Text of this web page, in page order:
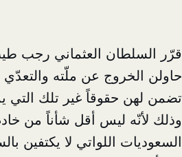
قرّر السلطان العثماني رجب
حاولن الخروج عن ملّته
تضمن لهن حقوقاً غير تلك التي
وذلك لأنّه ليس أقل شأناً من
السعوديات اللواتي لا يكتفين